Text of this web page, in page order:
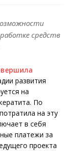
средств
развития
на
По
на эту
в себя
платежи за
проекта